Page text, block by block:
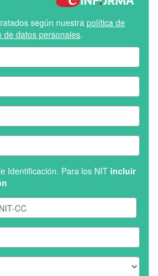
según nuestra política de
de datos personales.
Identificación. Para los NIT incluir